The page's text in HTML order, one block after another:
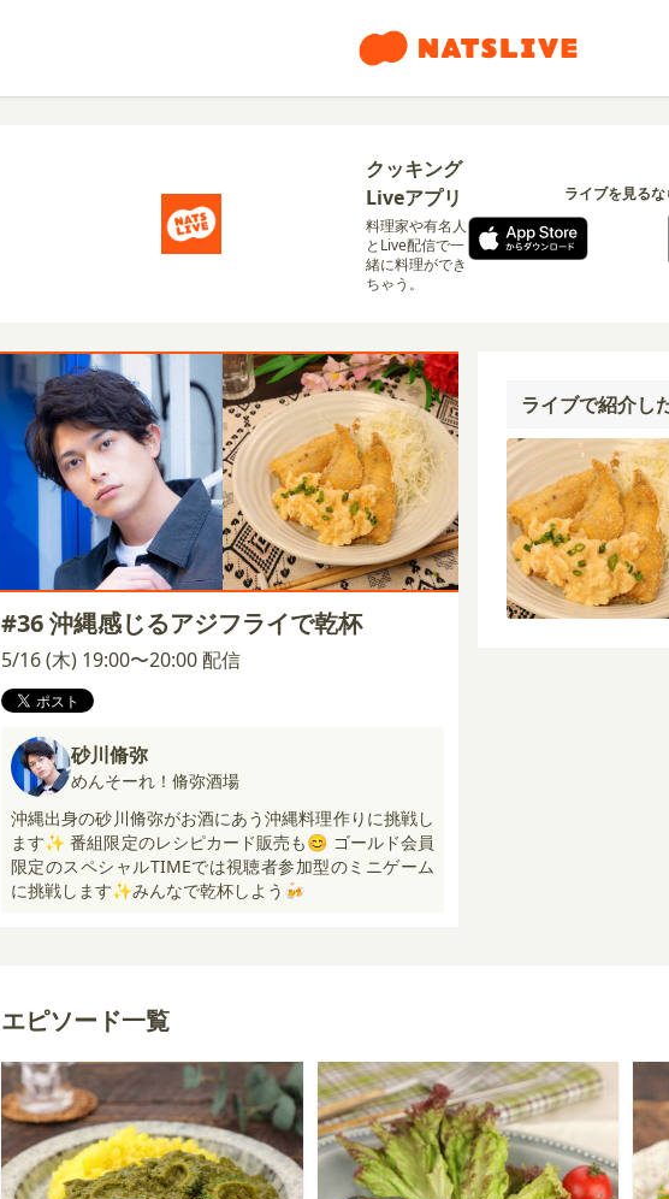
クッキング
Liveアプリ
料理家や有名人
とLive配信で一
緒に料理ができ
ちゃう。
ライブを見る
#36 沖縄感じるアジフライで乾杯
5/16 (木) 19:00〜20:00 配信
砂川脩弥
めんそーれ！脩弥酒場
沖縄出身の砂川脩弥がお酒にあう沖縄料理作りに挑戦し
ます✨ 番組限定のレシピカード販売も😊 ゴールド会員
限定のスペシャルTIMEでは視聴者参加型のミニゲーム
に挑戦します✨みんなで乾杯しよう🍻
ライブで紹介し
エピソード一覧